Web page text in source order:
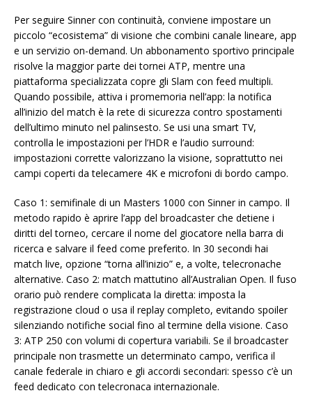
Per seguire Sinner con continuità, conviene impostare un
piccolo “ecosistema” di visione che combini canale lineare, app
e un servizio on-demand. Un abbonamento sportivo principale
risolve la maggior parte dei tornei ATP, mentre una
piattaforma specializzata copre gli Slam con feed multipli.
Quando possibile, attiva i promemoria nell’app: la notifica
all’inizio del match è la rete di sicurezza contro spostamenti
dell’ultimo minuto nel palinsesto. Se usi una smart TV,
controlla le impostazioni per l’HDR e l’audio surround:
impostazioni corrette valorizzano la visione, soprattutto nei
campi coperti da telecamere 4K e microfoni di bordo campo.
Caso 1: semifinale di un Masters 1000 con Sinner in campo. Il
metodo rapido è aprire l’app del broadcaster che detiene i
diritti del torneo, cercare il nome del giocatore nella barra di
ricerca e salvare il feed come preferito. In 30 secondi hai
match live, opzione “torna all’inizio” e, a volte, telecronache
alternative. Caso 2: match mattutino all’Australian Open. Il fuso
orario può rendere complicata la diretta: imposta la
registrazione cloud o usa il replay completo, evitando spoiler
silenziando notifiche social fino al termine della visione. Caso
3: ATP 250 con volumi di copertura variabili. Se il broadcaster
principale non trasmette un determinato campo, verifica il
canale federale in chiaro e gli accordi secondari: spesso c’è un
feed dedicato con telecronaca internazionale.